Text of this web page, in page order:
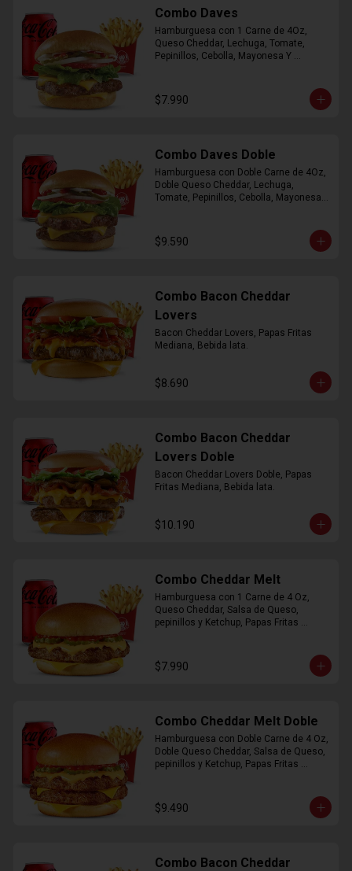
Combo Daves
Hamburguesa con 1 Carne de 4Oz,
Queso Cheddar, Lechuga, Tomate,
Pepinillos, Cebolla, Mayonesa Y
$7.990
Combo Daves Doble
Hamburguesa con Doble Carne de 4Oz,
Doble Queso Cheddar, Lechuga,
Tomate, Pepinillos, Cebolla, Mayonesa y
$9.590
Combo Bacon Cheddar
Lovers
Bacon Cheddar Lovers, Papas Fritas
Mediana, Bebida lata.
$8.690
Combo Bacon Cheddar
Lovers Doble
Bacon Cheddar Lovers Doble, Papas
Fritas Mediana, Bebida lata.
$10.190
Combo Cheddar Melt
Hamburguesa con 1 Carne de 4 Oz,
Queso Cheddar, Salsa de Queso,
pepinillos y Ketchup, Papas Fritas
$7.990
Combo Cheddar Melt Doble
Hamburguesa con Doble Carne de 4 Oz,
Doble Queso Cheddar, Salsa de Queso,
pepinillos y Ketchup, Papas Fritas
$9.490
Combo Bacon Cheddar